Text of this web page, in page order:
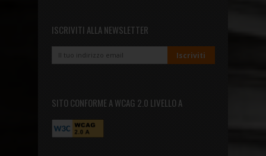
ISCRIVITI ALLA NEWSLETTER
SITO CONFORME A WCAG 2.0 LIVELLO A